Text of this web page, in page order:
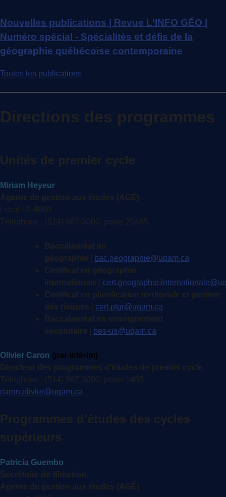
Nouvelles publications | Revue L'INFO GÉO |
Numéro spécial - Spécialités et défis de la
géographie québécoise contemporaine
Toutes les publications
Directions des programmes
Unités de premier cycle
Miriam Heyeur
Agente de gestion aux études (AGÉ)
Local : A-4060
Téléphone : (514) 987-3000, poste 20485
Baccalauréat en
géographie
bac.geographie@uqam.ca
Certificat en géographie
internationale
Certificat en planification territoriale et gestion
des risques
cert.ptgr@uqam.ca
Baccalauréat en enseignement
secondaire
bes-us@uqam.ca
Olivier Caron (par intérim)
Directeur des programmes d’études de premier cycle
Téléphone : (514) 987-3000, poste 1495
caron.olivier@uqam.ca
Programmes d'études des cycles
supérieurs
Patricia Guembo
Secrétaire de direction
Agente de gestion aux études (AGÉ)